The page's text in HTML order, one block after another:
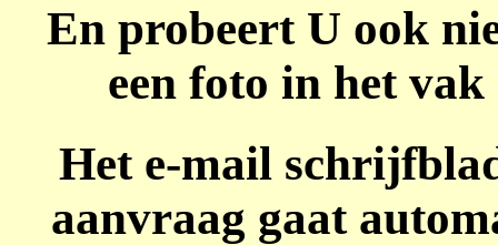
En probeert U ook
een foto in het
Het e-mail
aanvraag gaat